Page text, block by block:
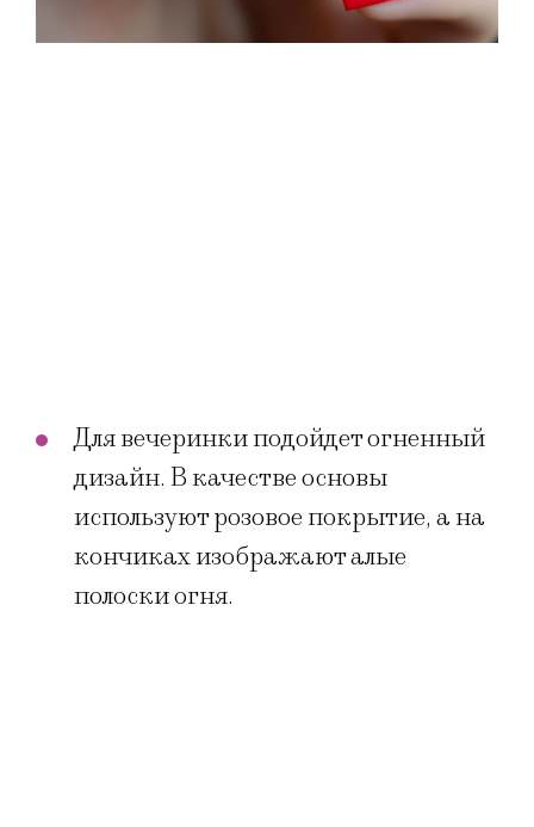
Для вечеринки подойдет огненный
дизайн. В качестве основы
используют розовое покрытие, а на
кончиках изображают алые
полоски огня.